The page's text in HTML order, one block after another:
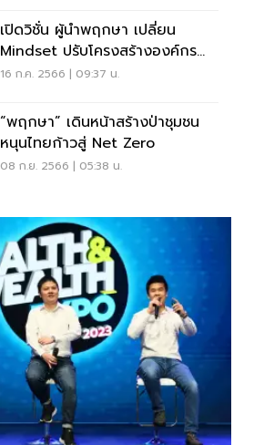
เปิดวิชั่น ผู้นำพฤกษา เปลี่ยน
Mindset ปรับโครงสร้างองค์กร
สร้างความยั่งยืน
16 ก.ค. 2566 | 09:37 น.
“พฤกษา” เดินหน้าสร้างป่าชุมชน
หนุนไทยก้าวสู่ Net Zero
08 ก.ย. 2566 | 05:38 น.